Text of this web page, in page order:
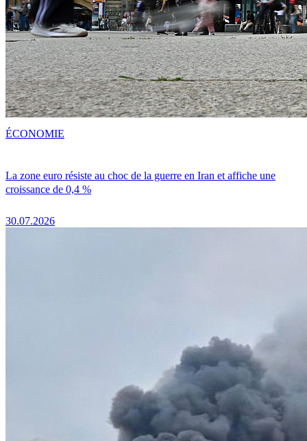
La zone euro résiste au choc de la guerre en Iran et affiche une
croissance de 0,4 %
30.07.2026
ÉCONOMIE